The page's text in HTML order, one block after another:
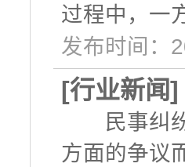
过程中，一
发布时间：
[行业新闻]
民事纠纷
方面的争议